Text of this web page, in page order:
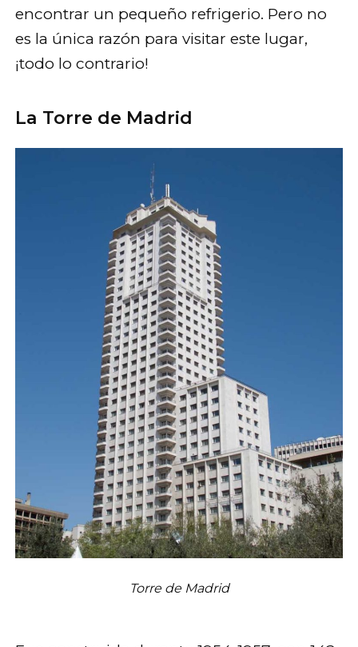
encontrar un pequeño refrigerio. Pero no
es la única razón para visitar este lugar,
¡todo lo contrario!
La Torre de Madrid
Torre de Madrid